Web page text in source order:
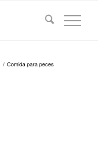
/ Comida para peces